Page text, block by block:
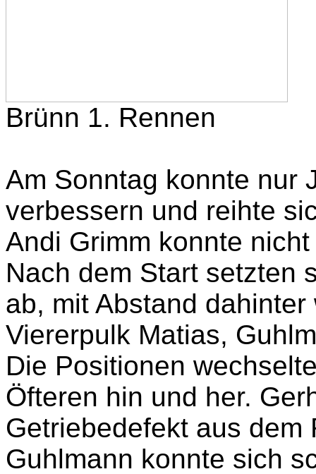
Brünn 1. Rennen
Am Sonntag konnte nur
verbessern und reihte
Andi Grimm konnte
Nach dem Start setzten
ab, mit Abstand
Viererpulk Matias,
Die Positionen
Öfteren hin und her.
Getriebedefekt aus dem
Guhlmann konnte sich